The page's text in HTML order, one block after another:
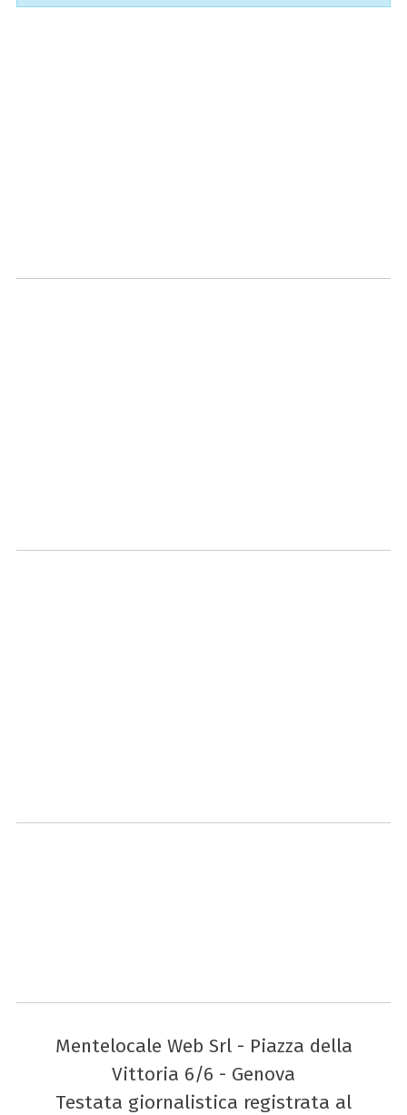
Mentelocale Web Srl - Piazza della
Vittoria 6/6 - Genova
Testata giornalistica registrata al